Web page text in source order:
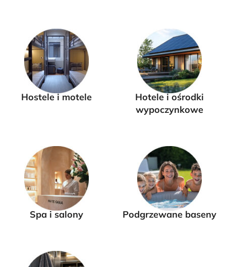
Hostele i motele
Hotele i ośrodki
wypoczynkowe
Spa i salony Podgrzewane baseny